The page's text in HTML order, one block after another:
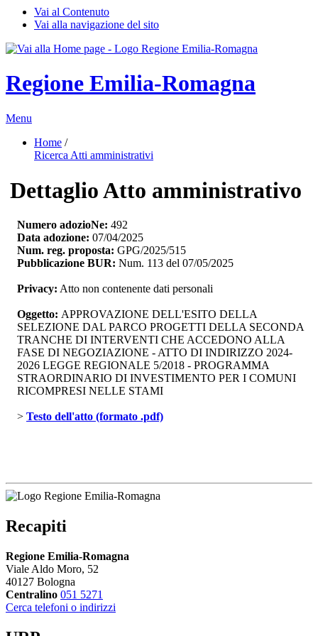
Vai al Contenuto
Vai alla navigazione del sito
Regione Emilia-Romagna
Menu
Home /
Ricerca Atti amministrativi
Dettaglio Atto amministrativo
Numero adozioNe: 492
Data adozione: 07/04/2025
Num. reg. proposta: GPG/2025/515
Pubblicazione BUR: Num. 113 del 07/05/2025
Privacy: Atto non contenente dati personali
Oggetto: APPROVAZIONE DELL'ESITO DELLA
SELEZIONE DAL PARCO PROGETTI DELLA SECONDA
TRANCHE DI INTERVENTI CHE ACCEDONO ALLA
FASE DI NEGOZIAZIONE - ATTO DI INDIRIZZO 2024-
2026 LEGGE REGIONALE 5/2018 - PROGRAMMA
STRAORDINARIO DI INVESTIMENTO PER I COMUNI
RICOMPRESI NELLE STAMI
> Testo dell'atto (formato .pdf)
Recapiti
Regione Emilia-Romagna
Viale Aldo Moro, 52
40127 Bologna
Centralino 051 5271
Cerca telefoni o indirizzi